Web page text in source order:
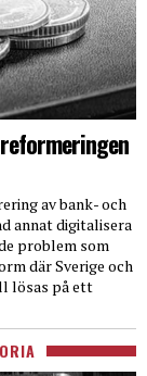
av bank- och
annat digitalisera
problem som
där Sverige och
lösas på ett